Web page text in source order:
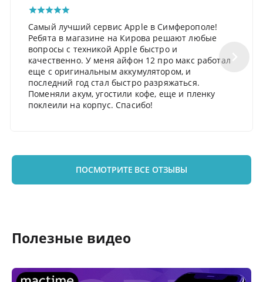
Самый лучший сервис Apple в Симферополе!
Ребята в магазине на Кирова решают любые
вопросы с техникой Apple быстро и
качественно. У меня айфон 12 про макс работал
еще с оригинальным аккумулятором, и
последний год стал быстро разряжаться.
Поменяли акум, угостили кофе, еще и пленку
поклеили на корпус. Спасибо!
ПОСМОТРИТЕ ВСЕ ОТЗЫВЫ
Полезные видео